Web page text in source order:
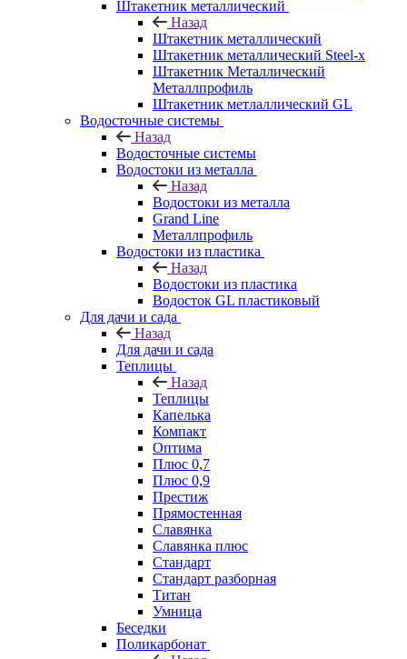
Штакетник металлический
Назад
Штакетник металлический
Штакетник металлический Steel-x
Штакетник Металлический
Металлпрофиль
Штакетник метлаллический GL
Водосточные системы
Назад
Водосточные системы
Водостоки из металла
Назад
Водостоки из металла
Grand Line
Металлпрофиль
Водостоки из пластика
Назад
Водостоки из пластика
Водосток GL пластиковый
Для дачи и сада
Назад
Для дачи и сада
Теплицы
Назад
Теплицы
Капелька
Компакт
Оптима
Плюс 0,7
Плюс 0,9
Престиж
Прямостенная
Славянка
Славянка плюс
Стандарт
Стандарт разборная
Титан
Умница
Беседки
Поликарбонат